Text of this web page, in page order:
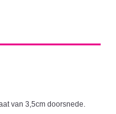
van 3,5cm doorsnede.